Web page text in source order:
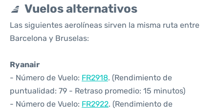
Vuelos alternativos
Las siguientes aerolíneas sirven la misma ruta entre
Barcelona y Bruselas:
Ryanair
- Número de Vuelo: FR2918. (Rendimiento de
puntualidad: 79 - Retraso promedio: 15 minutos)
- Número de Vuelo: FR2922. (Rendimiento de